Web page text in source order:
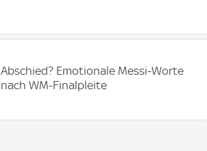
Abschied? Emotionale Messi-Worte
nach WM-Finalpleite